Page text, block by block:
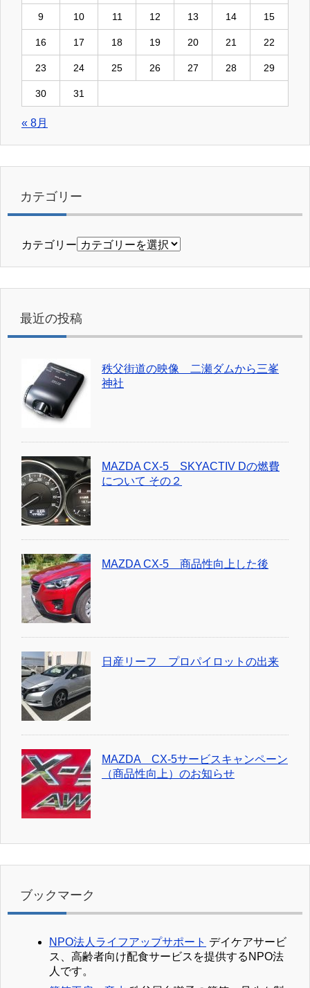
9 10 11 12 13 14 15
16 17 18 19 20 21 22
23 24 25 26 27 28 29
30 31
« 8月
カテゴリー
カテゴリー
最近の投稿
秩父街道の映像 二瀬ダムから三峯
神社
MAZDA CX-5 SKYACTIV Dの燃費
について その２
MAZDA CX-5 商品性向上した後
日産リーフ プロパイロットの出来
MAZDA CX-5サービスキャンペーン
（商品性向上）のお知らせ
ブックマーク
NPO法人ライフアップサポート デイケアサービ
ス、高齢者向け配食サービスを提供するNPO法
人です。